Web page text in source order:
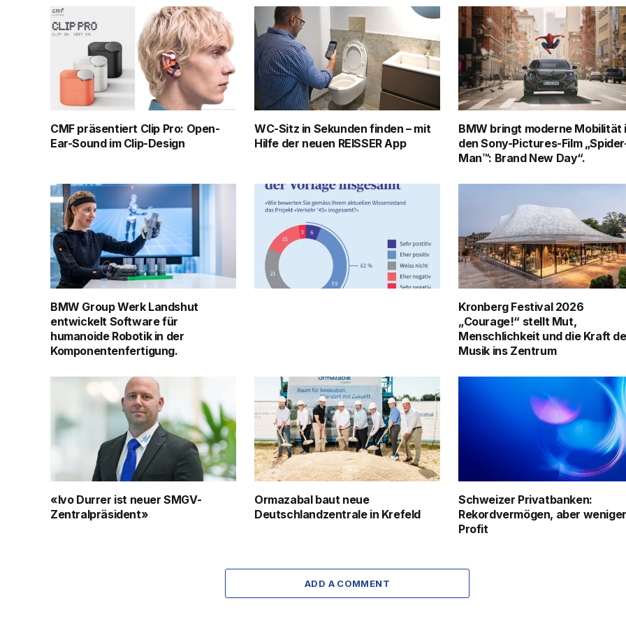
CMF präsentiert Clip Pro: Open-
Ear-Sound im Clip-Design
WC-Sitz in Sekunden finden – mit
Hilfe der neuen REISSER App
BMW bringt moderne Mobilität
den Sony-Pictures-Film
Man™: Brand New Day“.
BMW Group Werk Landshut
entwickelt Software für
humanoide Robotik in der
Komponentenfertigung.
Kronberg Festival 2026
„Courage!“ stellt Mut,
Menschlichkeit und die Kraft
Musik ins Zentrum
«Ivo Durrer ist neuer SMGV-
Zentralpräsident»
Ormazabal baut neue
Deutschlandzentrale in Krefeld
Schweizer Privatbanken:
Rekordvermögen, aber weniger
Profit
ADD A COMMENT